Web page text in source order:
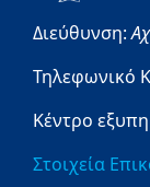
Διεύθυνση:
Τηλεφωνικό
Κέντρο
Στοιχεία